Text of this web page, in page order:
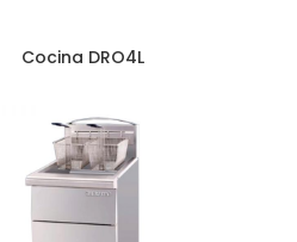
Cocina DRO4L